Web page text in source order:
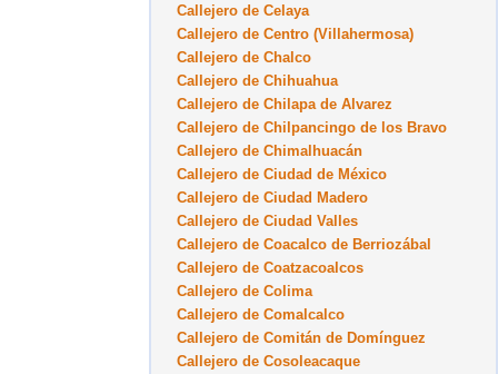
Callejero de Celaya
Callejero de Centro (Villahermosa)
Callejero de Chalco
Callejero de Chihuahua
Callejero de Chilapa de Alvarez
Callejero de Chilpancingo de los Bravo
Callejero de Chimalhuacán
Callejero de Ciudad de México
Callejero de Ciudad Madero
Callejero de Ciudad Valles
Callejero de Coacalco de Berriozábal
Callejero de Coatzacoalcos
Callejero de Colima
Callejero de Comalcalco
Callejero de Comitán de Domínguez
Callejero de Cosoleacaque